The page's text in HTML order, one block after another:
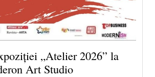
„Atelier 2026” la
Art Studio